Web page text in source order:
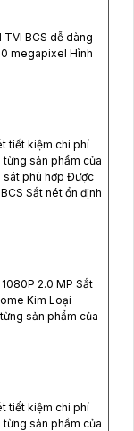
BCS dễ dàng
megapixel Hình
tiết kiệm chi phí
sản phẩm của
sát phù hơp Được
Sắt nét ổn định
2.0 MP Sắt
Kim Loại
sản phẩm của
tiết kiệm chi phí
sản phẩm của